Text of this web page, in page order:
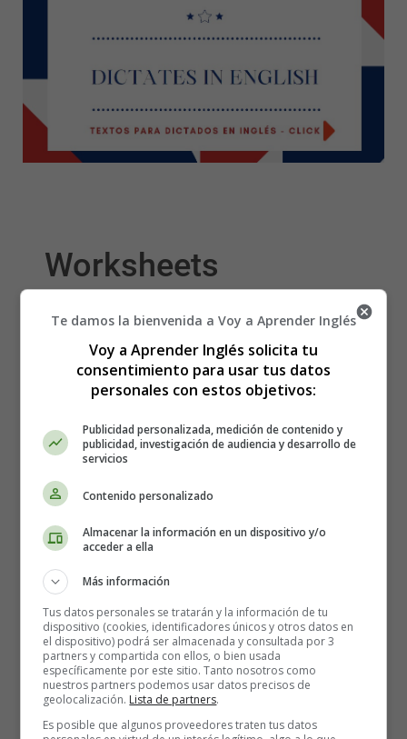
Worksheets
Wordsearches 08 -
Sopas de Letras en
Te damos la bienvenida a Voy a Aprender Inglés
Voy a Aprender Inglés solicita tu
consentimiento para usar tus datos
personales con estos objetivos:
Publicidad personalizada, medición de contenido y
publicidad, investigación de audiencia y desarrollo de
servicios
Contenido personalizado
Almacenar la información en un dispositivo y/o
acceder a ella
Más información
Tus datos personales se tratarán y la información de tu
dispositivo (cookies, identificadores únicos y otros datos en
el dispositivo) podrá ser almacenada y consultada por 3
partners y compartida con ellos, o bien usada
específicamente por este sitio. Tanto nosotros como
nuestros partners podemos usar datos precisos de
geolocalización. Lista de partners.
Es posible que algunos proveedores traten tus datos